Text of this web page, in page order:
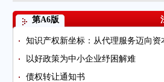
第A6版
知识产权新坐标：从代理服务迈向资
以好政策为中小企业纾困解难
债权转让通知书